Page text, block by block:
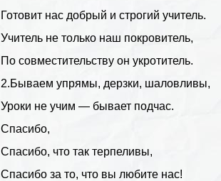
Готовит нас добрый и строгий учитель.
Учитель не только наш покровитель,
По совместительству он укротитель.
2.Бываем упрямы, дерзки, шаловливы,
Уроки не учим — бывает подчас.
Спасибо,
Спасибо, что так терпеливы,
Спасибо за то, что вы любите нас!